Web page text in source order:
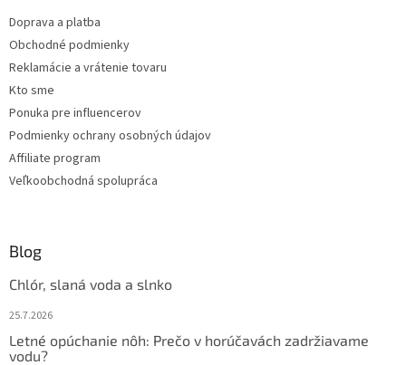
Doprava a platba
Obchodné podmienky
Reklamácie a vrátenie tovaru
Kto sme
Ponuka pre influencerov
Podmienky ochrany osobných údajov
Affiliate program
Veľkoobchodná spolupráca
Blog
Chlór, slaná voda a slnko
25.7.2026
Letné opúchanie nôh: Prečo v horúčavách zadržiavame
vodu?